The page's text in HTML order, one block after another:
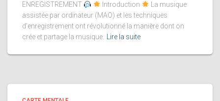
ENREGISTREMENT
Introduction
La musique
assistée par ordinateur (MAO) et les techniques
d’enregistrement ont révolutionné la manière dont on
crée et partage la musique. Lire la suite